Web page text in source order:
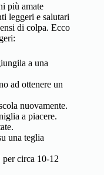
più amate
leggeri e salutari
di colpa. Ecco
a una
ad ottenere un
nuovamente.
a piacere.
una teglia
circa 10-12